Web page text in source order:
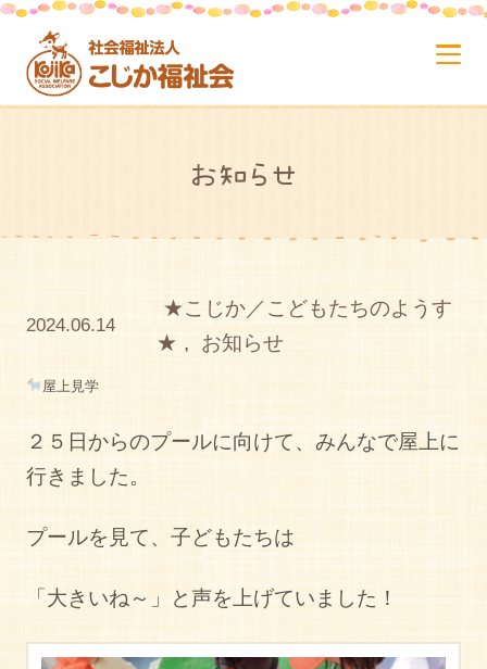
お知らせ
2024.06.14
★こじか／こどもたちのようす
★ , お知らせ
屋上見学
２５日からのプールに向けて、みんなで屋上に
行きました。
プールを見て、子どもたちは
「大きいね～」と声を上げていました！